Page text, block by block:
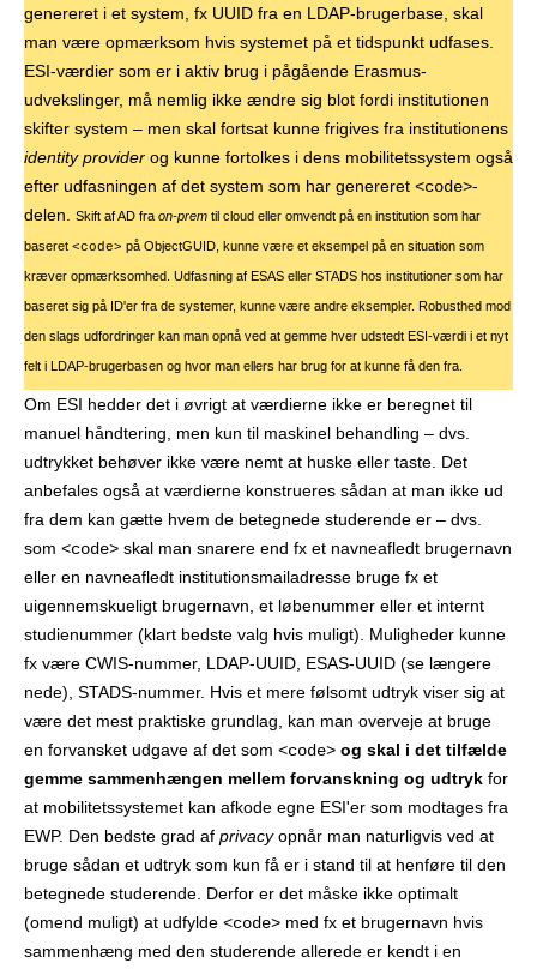
genereret i et system, fx UUID fra en LDAP-brugerbase, skal
man være opmærksom hvis systemet på et tidspunkt udfases.
ESI-værdier som er i aktiv brug i pågående Erasmus-
udvekslinger, må nemlig ikke ændre sig blot fordi institutionen
skifter system – men skal fortsat kunne frigives fra institutionens
identity provider og kunne fortolkes i dens mobilitetssystem også
efter udfasningen af det system som har genereret <code>-
delen.
Skift af AD fra on-prem til cloud eller omvendt på en institution som har
baseret <code> på ObjectGUID, kunne være et eksempel på en situation som
kræver opmærksomhed. Udfasning af ESAS eller STADS hos institutioner som har
baseret sig på ID'er fra de systemer, kunne være andre eksempler. Robusthed mod
den slags udfordringer kan man opnå ved at gemme hver udstedt ESI-værdi i et nyt
felt i LDAP-brugerbasen og hvor man ellers har brug for at kunne få den fra.
Om ESI hedder det i øvrigt at værdierne ikke er beregnet til
manuel håndtering, men kun til maskinel behandling – dvs.
udtrykket behøver ikke være nemt at huske eller taste. Det
anbefales også at værdierne konstrueres sådan at man ikke ud
fra dem kan gætte hvem de betegnede studerende er – dvs.
som <code> skal man snarere end fx et navneafledt brugernavn
eller en navneafledt institutionsmailadresse bruge fx et
uigennemskueligt brugernavn, et løbenummer eller et internt
studienummer (klart bedste valg hvis muligt). Muligheder kunne
fx være CWIS-nummer, LDAP-UUID, ESAS-UUID (se længere
nede), STADS-nummer. Hvis et mere følsomt udtryk viser sig at
være det mest praktiske grundlag, kan man overveje at bruge
en forvansket udgave af det som <code> og skal i det tilfælde
gemme sammenhængen mellem forvanskning og udtryk for
at mobilitetssystemet kan afkode egne ESI'er som modtages fra
EWP. Den bedste grad af privacyopnår man naturligvis ved at
bruge sådan et udtryk som kun få er i stand til at henføre til den
betegnede studerende. Derfor er det måske ikke optimalt
(omend muligt) at udfylde <code> med fx et brugernavn hvis
sammenhæng med den studerende allerede er kendt i en